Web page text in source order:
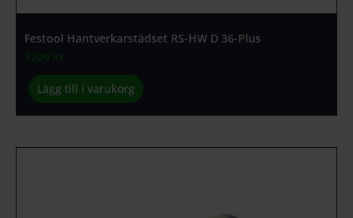
Festool Hantverkarstädset RS-HW D 36-Plus
3209 kr
Lägg till i varukorg